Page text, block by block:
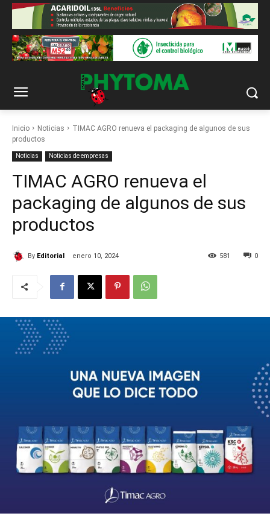
Inicio Noticias
TIMAC AGRO renueva el packaging de algunos de sus
productos
Noticias Noticias de empresas
TIMAC AGRO renueva el
packaging de algunos de sus
productos
By Editorial enero 10, 2024 0
581